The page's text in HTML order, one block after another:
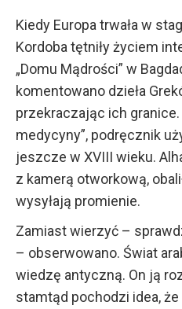
Kiedy Europa trwała w
Kordoba tętniły życiem
„Domu Mądrości” w
komentowano dzieła
przekraczając ich granice.
medycyny”, podręcznik
jeszcze w XVIII wieku.
z kamerą otworkową,
wysyłają promienie.
Zamiast wierzyć –
– obserwowano. Świat
wiedzę antyczną. On ją
stamtąd pochodzi idea, że